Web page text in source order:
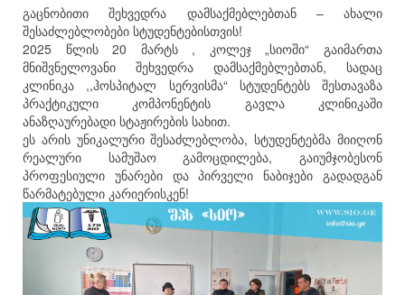
გაცნობითი შეხვედრა დამსაქმებლებთან – ახალი
შესაძლებლობები სტუდენტებისთვის!
2025 წლის 20 მარტს , კოლეჯ „სიოში“ გაიმართა
მნიშვნელოვანი შეხვედრა დამსაქმებლებთან, სადაც
კლინიკა ,,ჰოსპიტალ სერვისმა“ სტუდენტებს შესთავაზა
პრაქტიკული კომპონენტის გავლა კლინიკაში
ანაზღაურებადი სტაჟირების სახით.
ეს არის უნიკალური შესაძლებლობა, სტუდენტებმა მიიღონ
რეალური სამუშაო გამოცდილება, გაიუმჯობესონ
პროფესიული უნარები და პირველი ნაბიჯები გადადგან
წარმატებული კარიერისკენ!